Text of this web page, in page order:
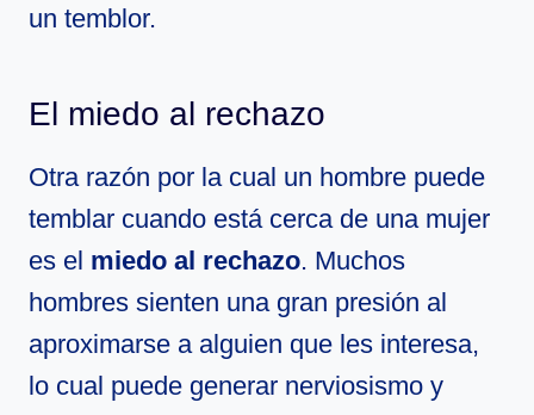
un temblor.
El miedo al rechazo
Otra razón por la cual un hombre puede
temblar cuando está cerca de una mujer
es el miedo al rechazo. Muchos
hombres sienten una gran presión al
aproximarse a alguien que les interesa,
lo cual puede generar nerviosismo y